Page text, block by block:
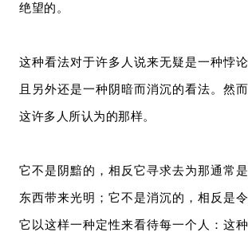
绝望的。
这种看法对于许多人说来无疑是一种悖
且另外还是一种阴暗而消沉的看法。然
这许多人所认为的那样。
它不是阴黯的，相反它寻求去为那通常
东西带来光明；它不是消沉的，相反是
它以这样一种定性来看待每一个人：这